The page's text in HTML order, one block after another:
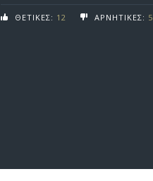
ΘΕΤΙΚΕΣ: 12 ΑΡΝΗΤΙΚΕΣ: 5